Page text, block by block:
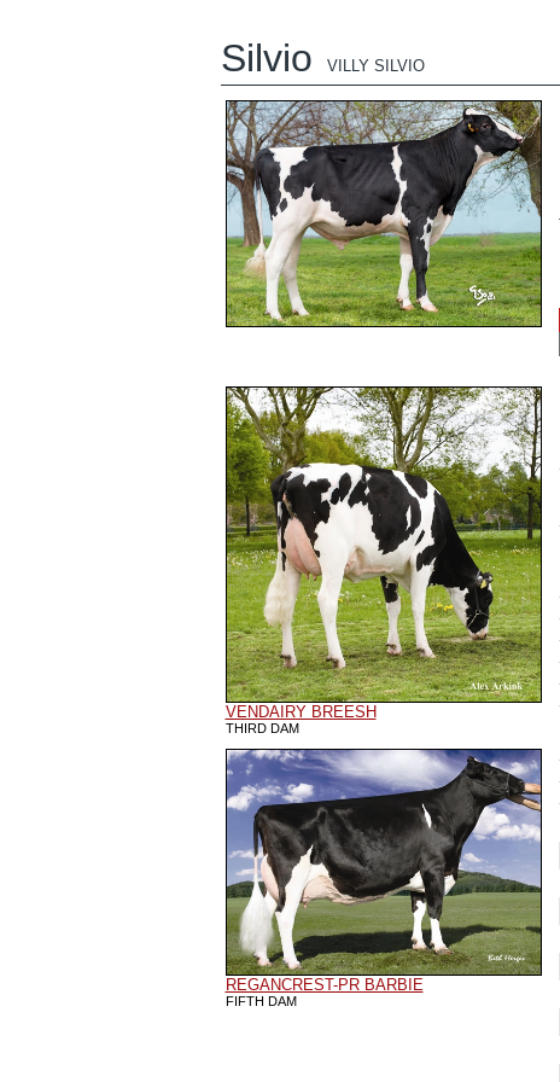
Silvio VILLY SILVIO
VENDAIRY BREESH
THIRD DAM
REGANCREST-PR BARBIE
FIFTH DAM